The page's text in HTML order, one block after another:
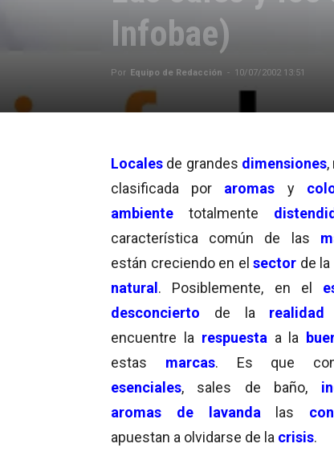
Infobae)
Por Equipo de Redacción - 10/07/2002 13:51
Locales de grandes dimensiones,
clasificada por aromas y
ambiente totalmente
característica común de las
están creciendo en el sector de la
natural. Posiblemente, en el
desconcierto de la
encuentre la respuesta a la
estas marcas. Es que
esenciales, sales de baño,
aromas de lavanda las
apuestan a olvidarse de la crisis.